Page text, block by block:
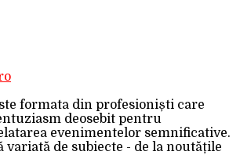
formata din profesioniști care
deosebit pentru
evenimentelor semnificative.
variată de subiecte - de la noutățile